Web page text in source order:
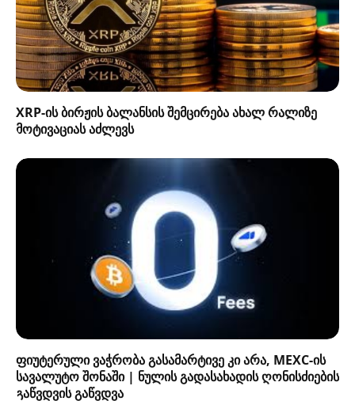
XRP-ის ბირჟის ბალანსის შემცირება ახალ რალიზე
მოტივაციას აძლევს
ფიუტერული ვაჭრობა გასამარტივე კი არა, MEXC-ის
სავალუტო შონაში | ნულის გადასახადის ღონისძიების
გაწვდვის გაწვდვა